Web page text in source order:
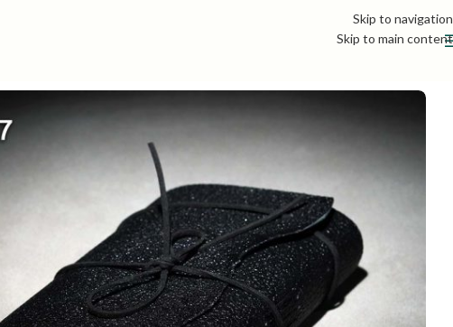
Skip to navigation
Skip to main content